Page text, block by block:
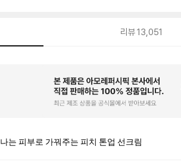
리뷰13,051
는 피부로 가꿔주는 피치 톤업 선크림